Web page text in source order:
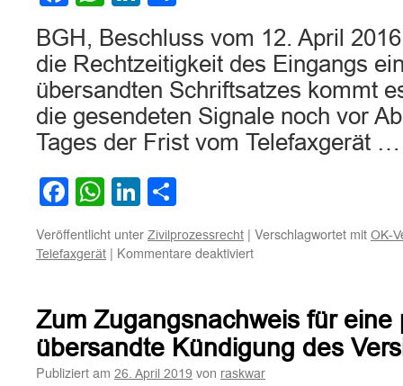
BGH, Beschluss vom 12. April
die Rechtzeitigkeit des Eingangs
übersandten Schriftsatzes kommt
die gesendeten Signale noch vor
Tages der Frist vom Telefaxgerät
Facebook
WhatsApp
LinkedIn
Veröffentlicht unter Zivilprozessrecht | Verschlagwortet mit OK-
Telefaxgerät | Kommentare deaktiviertfür
eines
Telefax-
Sendeberichtes
Zum Zugangsnachweis für eine
übersandte Kündigung des
Publiziert am 26. April 2019 von raskwar